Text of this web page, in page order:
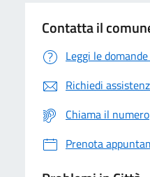
Contatta il
Leggi le
Richiedi
Chiama il numero
Prenota